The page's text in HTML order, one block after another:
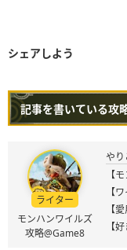
シェアしよう
記事を書いている攻
ライター
モンハンワイルズ
攻略@Game8
や
【
【
【
【